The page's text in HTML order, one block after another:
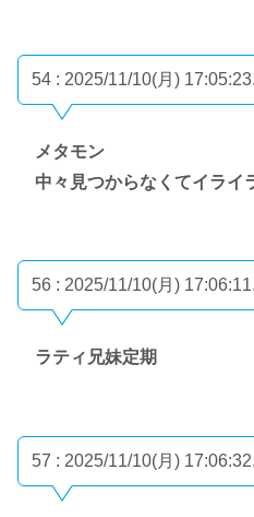
54 : 2025/11/10(月)
メタモン
中々見つからなくてイライ
56 : 2025/11/10(月)
ラティ兄妹定期
57 : 2025/11/10(月)